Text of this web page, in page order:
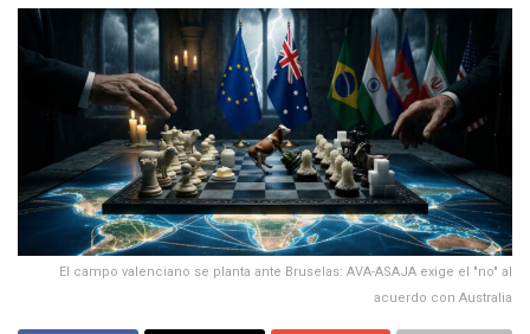
El campo valenciano se planta ante Bruselas: AVA-ASAJA exige el "no" al
acuerdo con Australia